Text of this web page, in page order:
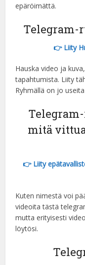
epäröimättä.
Telegram-
👉 Liity
Hauska video ja
tapahtumista. Liity
Ryhmällä on jo
mitä
👉 Liity
Kuten nimestä voi
videoita tästä
mutta erityisesti
löytösi.